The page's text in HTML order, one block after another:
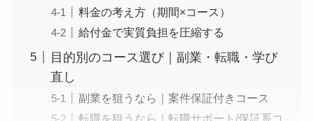
料金の考え方（期間×コース）
給付金で実質負担を圧縮する
目的別のコース選び｜副業・転職・学び
直し
副業を狙うなら｜案件保証付きコース
転職を狙うなら｜転職サポート/保証系コ